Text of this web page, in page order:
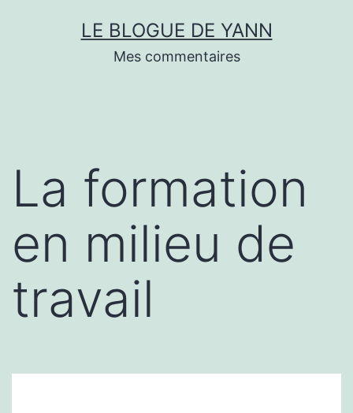
LE BLOGUE DE YANN
Mes commentaires
La formation
en milieu de
travail